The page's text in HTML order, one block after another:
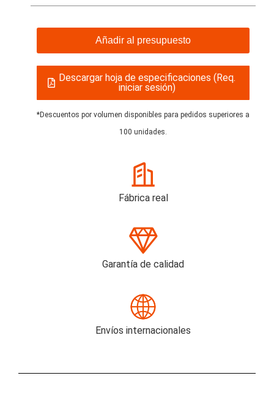
Añadir al presupuesto
Descargar hoja de especificaciones (Req.
iniciar sesión)
*Descuentos por volumen disponibles para pedidos superiores a
100 unidades.
Fábrica real
Garantía de calidad
Envíos internacionales